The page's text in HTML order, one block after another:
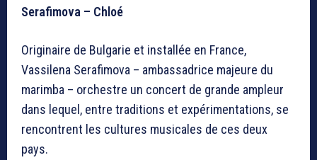
Serafimova – Chloé
Originaire de Bulgarie et installée en France,
Vassilena Serafimova – ambassadrice majeure du
marimba – orchestre un concert de grande ampleur
dans lequel, entre traditions et expérimentations, se
rencontrent les cultures musicales de ces deux
pays.